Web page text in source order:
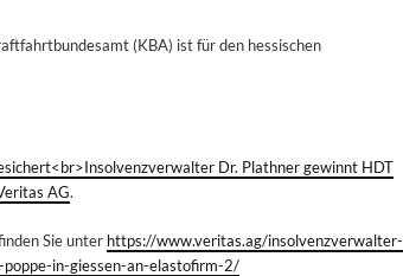
(KBA) ist für den hessischen
Dr. Plathner gewinnt HDT
AG.
Sie unter https://www.veritas.ag/insolvenzverwalter-
in-giessen-an-elastofirm-2/